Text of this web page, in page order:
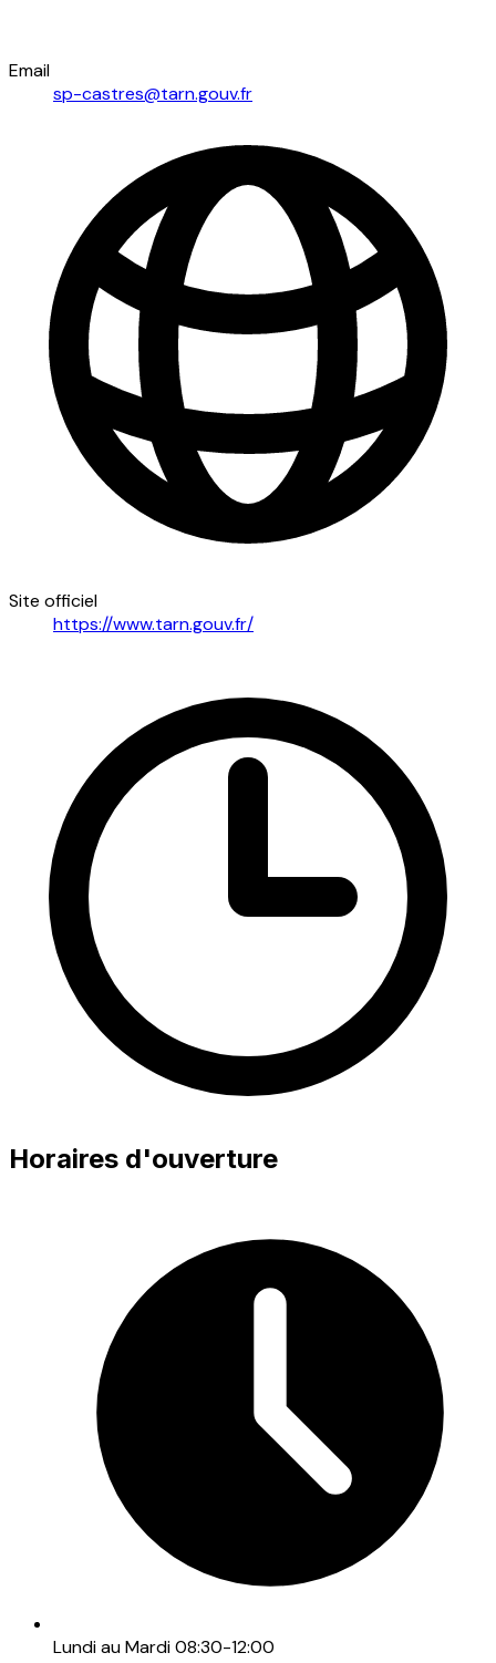
Email
sp-castres@tarn.gouv.fr
Site officiel
https://www.tarn.gouv.fr/
Horaires d'ouverture
Lundi au Mardi 08:30-12:00